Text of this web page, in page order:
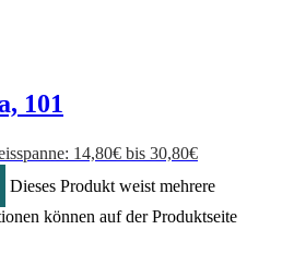
101
14,80€ bis 30,80€
Dieses Produkt weist mehrere
können auf der Produktseite